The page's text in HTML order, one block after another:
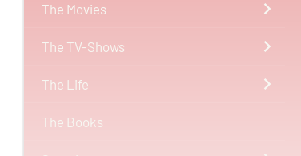
The Movies
The TV-Shows
The Life
The Books